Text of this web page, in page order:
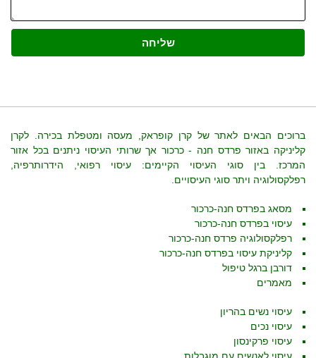
שליחה
ברוכים הבאים לאתר של קרן קופראק, מעסה ומטפלת בכירה. לקרן
קליניקה באזור פרדס חנה - כרכור אך שרותי העיסוי ניתנים בכל אזור
המרכז. בין סוגי העיסוי הקיימים: עיסוי רפואי, הידרותרפיה,
רפלקסולוגיה ויתר סוגי העיסויים.
מסאג בפרדס חנה-כרכור
עיסוי בפרדס חנה-כרכור
רפלקסולוגיה פרדס חנה-כרכור
קליניקת עיסוי בפרדס חנה-כרכור
דורבן ברגל טיפול
מאמרים
עיסוי נשים בהריון
עיסוי נכים
עיסוי פרקינסון
עיסוי לאנשים עם מוגבלות